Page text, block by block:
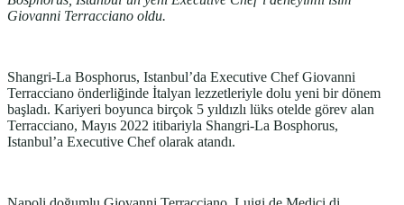
Giovanni Terracciano oldu.
Shangri-La Bosphorus, Istanbul’da Executive Chef Giovanni
Terracciano önderliğinde İtalyan lezzetleriyle dolu yeni bir dönem
başladı. Kariyeri boyunca birçok 5 yıldızlı lüks otelde görev alan
Terracciano, Mayıs 2022 itibariyla Shangri-La Bosphorus,
Istanbul’a Executive Chef olarak atandı.